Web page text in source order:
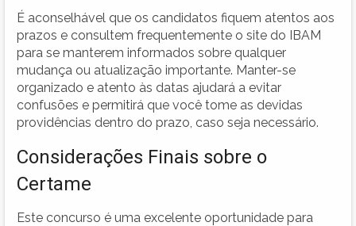
É aconselhável que os candidatos fiquem atentos aos
prazos e consultem frequentemente o site do IBAM
para se manterem informados sobre qualquer
mudança ou atualização importante. Manter-se
organizado e atento às datas ajudará a evitar
confusões e permitirá que você tome as devidas
providências dentro do prazo, caso seja necessário.
Considerações Finais sobre o
Certame
Este concurso é uma excelente oportunidade para